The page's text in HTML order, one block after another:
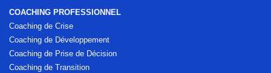
COACHING PROFESSIONNEL
Coaching de Crise
Coaching de Développement
Coaching de Prise de Décision
Coaching de Transition